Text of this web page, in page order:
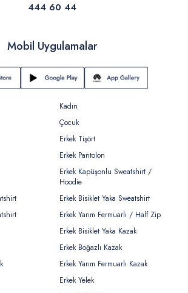
444 60 44
Mobil Uygulamalar
Kadın
Çocuk
Erkek Tişört
Erkek Pantolon
Erkek Kapüşonlu Sweatshirt /
Hoodie
Erkek Bisiklet Yaka Sweatshirt
Erkek Yarım Fermuarlı / Half Zip
Erkek Bisiklet Yaka Kazak
Erkek Boğazlı Kazak
Erkek Yarım Fermuarlı Kazak
Erkek Yelek